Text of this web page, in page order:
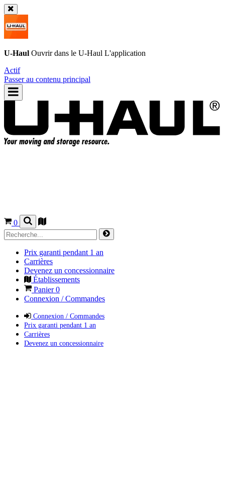
U-Haul Ouvrir dans le U-Haul L'application
Actif
Passer au contenu principal
0
Prix garanti pendant 1 an
Carrières
Devenez un concessionnaire
Établissements
Panier0
Connexion / Commandes
Connexion / Commandes
Prix garanti pendant 1 an
Carrières
Devenez un concessionnaire